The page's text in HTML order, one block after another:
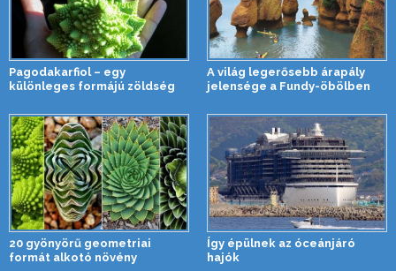
Pagodakarfiol – egy
különleges formájú zöldség
A világ legerősebb árapály
jelensége a Fundy-öbölben
20 gyönyörű geometriai
formát alkotó növény
Így épülnek az óceánjáró
hajók